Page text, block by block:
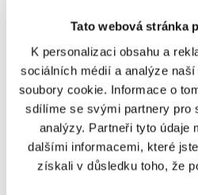
Tato webová stránka
K personalizaci obsahu a
sociálních médií a analýze
soubory cookie. Informace o
sdílíme se svými partnery pro
analýzy. Partneři tyto údaje
dalšími informacemi, které
získali v důsledku toho, že
Podcasty
Rizika
Úvěrování
Vzdělávání